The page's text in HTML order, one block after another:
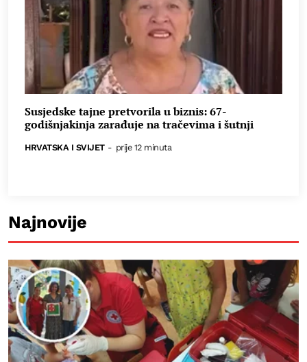
Susjedske tajne pretvorila u biznis: 67-
godišnjakinja zarađuje na tračevima i šutnji
HRVATSKA I SVIJET - prije 12 minuta
Najnovije